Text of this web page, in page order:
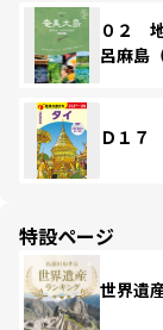
０２
呂麻島
Ｄ１７
特設ページ
世界遺